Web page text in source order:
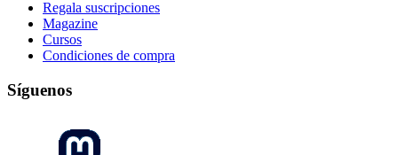
Regala suscripciones
Magazine
Cursos
Condiciones de compra
Síguenos